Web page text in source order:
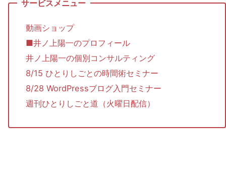
動画ショップ
■井ノ上陽一のプロフィール
井ノ上陽一の個別コンサルティング
8/15 ひとりしごとの時間術セミナー
8/28 WordPressブログ入門セミナー
週刊ひとりしごと道（火曜日配信）